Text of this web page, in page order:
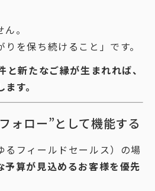
。
を保ち続けること」です。
と新たなご縁が生まれれば、
す。
ォロー”として機能する
るフィールドセールス）の場
予算が見込めるお客様を優先